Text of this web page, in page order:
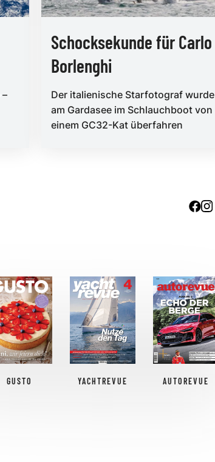
Schocksekunde für Carlo
Borlenghi
Der italienische Starfotograf wurde
am Gardasee im Schlauchboot von
einem GC32-Kat überfahren
GUSTO YACHTREVUE AUTOREVUE